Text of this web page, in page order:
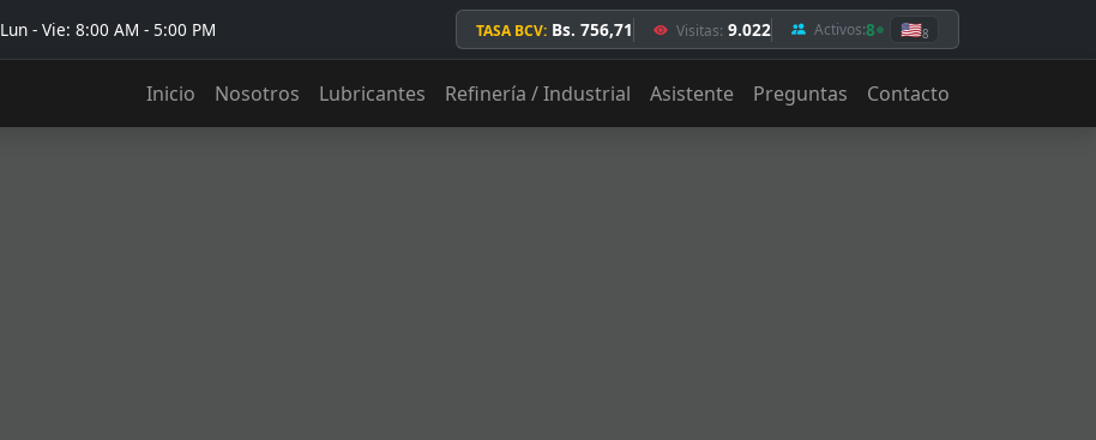
Lun - Vie: 8:00 AM - 5:00 PM TASA BCV: Bs. 756,71 Visitas: 9.022 Activos:8 🇺🇸8
Inicio Nosotros Lubricantes Refinería / Industrial Asistente Preguntas Contacto